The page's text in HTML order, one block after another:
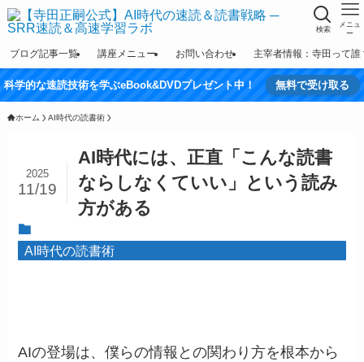
検索
メニュ
ー
ブログ記事一覧 講座メニュー お問い合わせ 主宰者情報：寺田って誰
科学的な速読技術を学ぶeBook&DVDプレゼント中！ 無料で受け取る
ホーム AI時代の読書術
AI時代には、正直「こんな読書
ならしなくていい」という読み
方がある
2025
11/19
AI時代の読書術
AIの登場は、僕らの情報との関わり方を根本から